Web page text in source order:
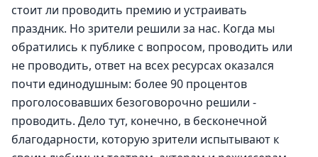
стоит ли проводить премию и устраивать
праздник. Но зрители решили за нас. Когда мы
обратились к публике с вопросом, проводить или
не проводить, ответ на всех ресурсах оказался
почти единодушным: более 90 процентов
проголосовавших безоговорочно решили -
проводить. Дело тут, конечно, в бесконечной
благодарности, которую зрители испытывают к